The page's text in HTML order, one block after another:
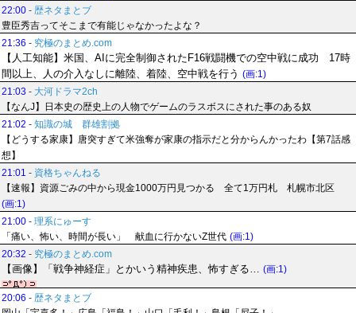
22:00 - 歴ネタまとブ
豊臣秀吉ってそこまで有能じゃなかったよな？
21:36 - 究極のまとめ.com
【人工知能】米国、AIに完全制御されたF16戦闘機での空中戦に成功 17時
間以上、人の介入なしに離陸、着陸、空中戦を行う (画:1)
21:03 - 大河ドラマ2ch
【なんJ】日本史の歴史上の人物でゲームのラスボスにされた事のある奴
21:02 - 知識の城 群雄割拠
【どうする家康】唐突すぎて米強奪が家康の指示だと分からんかったわ【第7話感
想】
21:01 - 資格ちゃんねる
【速報】資源ごみの中から現金1000万円見つかる 全て1万円札 札幌市北区
(画:1)
21:00 - 理系にゅーす
「痛い、怖い、時間が長い」 献血に行かないZ世代 (画:1)
20:32 - 究極のまとめ.com
【画像】「戦争神経症」とかいう精神疾患、怖すぎる… (画:1)
20:06 - 歴ネタまとブ